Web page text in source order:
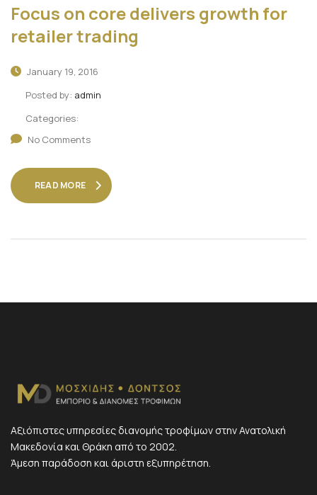
Focus on core delivers growth for
retailer trading
January 19, 2016
Posted by: admin
Categories:
No Comments
READ MORE
Αξιόπιστες υπηρεσίες διανομής τροφίμων στην Ανατολική
Μακεδονία και Θράκη από το 2002.
Άμεση παράδοση και άριστη εξυπηρέτηση.